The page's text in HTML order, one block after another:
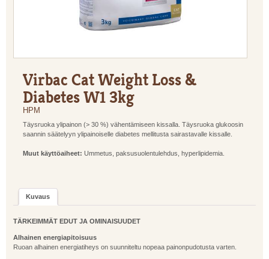
Virbac Cat Weight Loss &
Diabetes W1 3kg
HPM
Täysruoka ylipainon (> 30 %) vähentämiseen kissalla. Täysruoka glukoosin
saannin säätelyyn ylipainoiselle diabetes mellitusta sairastavalle kissalle.
Muut käyttöaiheet: Ummetus, paksusuolentulehdus, hyperlipidemia.
Kuvaus
TÄRKEIMMÄT EDUT JA OMINAISUUDET
Alhainen energiapitoisuus
Ruoan alhainen energiatiheys on suunniteltu nopeaa painonpudotusta varten.